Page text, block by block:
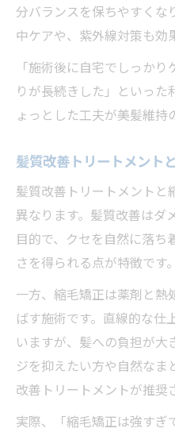
分バランスを保ちやすくな
中ケアや、紫外線対策も効
「施術後に自宅でしっか
りが長続きした」といった
ょっとした工夫が美髪維持
髪質改善トリートメント
髪質改善トリートメントと
異なります。髪質改善はダ
目的で、クセを自然に落ち
さを得られる点が特徴です。
一方、縮毛矯正は薬剤と熱
ばす施術です。直線的な仕
いますが、髪への負担が大
ジを抑えたい方や自然なま
改善トリートメントが推奨
実際、「縮毛矯正は強すぎ